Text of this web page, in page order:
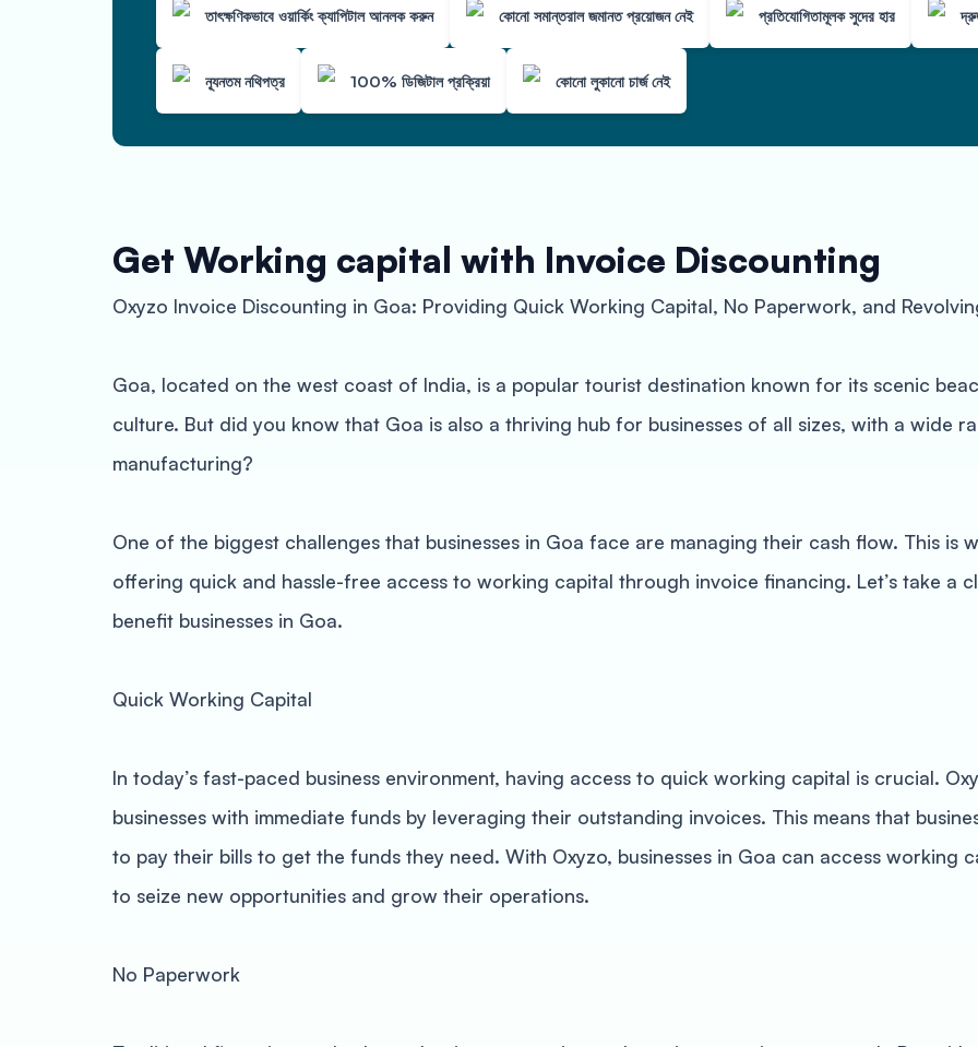
তাৎক্ষণিকভাবে ওয়ার্কিং ক্যাপিটাল আনলক করুন কোনো সমান্তরাল জমানত প্রয়োজন নেই প্রতিযোগিতামূলক সুদের হার
ন্যূনতম নথিপত্র 100% ডিজিটাল প্রক্রিয়া কোনো লুকানো চার্জ নেই
Get Working capital with Invoice Discounting
Oxyzo Invoice Discounting in Goa: Providing Quick Working Capital, No Paperwork, and
Goa, located on the west coast of India, is a popular tourist destination known for its scenic
culture. But did you know that Goa is also a thriving hub for businesses of all sizes, with a wide
manufacturing?
One of the biggest challenges that businesses in Goa face are managing their cash flow. This is
offering quick and hassle-free access to working capital through invoice financing. Let’s take a
benefit businesses in Goa.
Quick Working Capital
In today’s fast-paced business environment, having access to quick working capital is crucial.
businesses with immediate funds by leveraging their outstanding invoices. This means that
to pay their bills to get the funds they need. With Oxyzo, businesses in Goa can access working
to seize new opportunities and grow their operations.
No Paperwork